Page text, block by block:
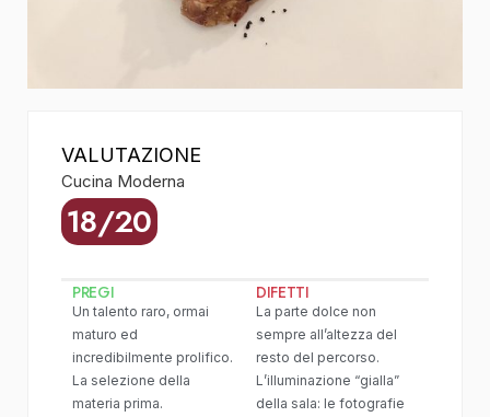
VALUTAZIONE
Cucina Moderna
18/20
PREGI
Un talento raro, ormai
maturo ed
incredibilmente prolifico.
La selezione della
materia prima.
DIFETTI
La parte dolce non
sempre all’altezza del
resto del percorso.
L’illuminazione “gialla”
della sala: le fotografie